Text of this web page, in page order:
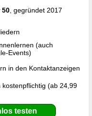
50 , gegründet 2017
(auch
Events)
in den Kontaktanzeigen
(ab 24,99
testen